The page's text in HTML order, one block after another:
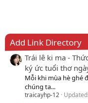
Add Link Directory
Trái lê ki ma -
ký ức tuổi thơ
Mỗi khi mùa hè ghé
chúng ta...
traicayhp-12